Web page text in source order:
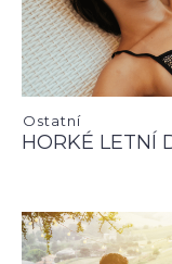
Ostatní
HORKÉ LETNÍ